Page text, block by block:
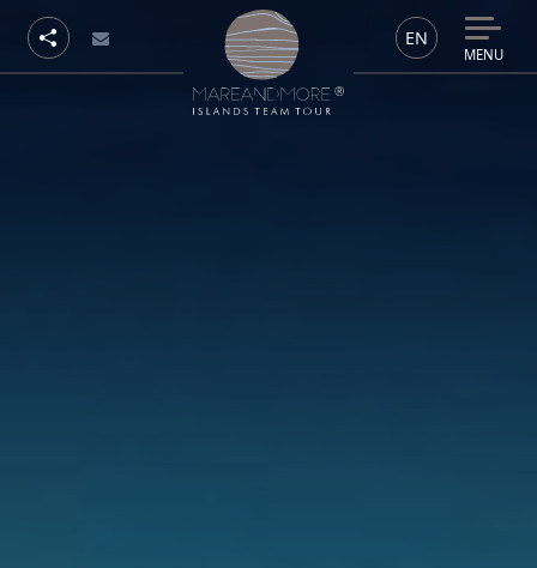
EN
MENU